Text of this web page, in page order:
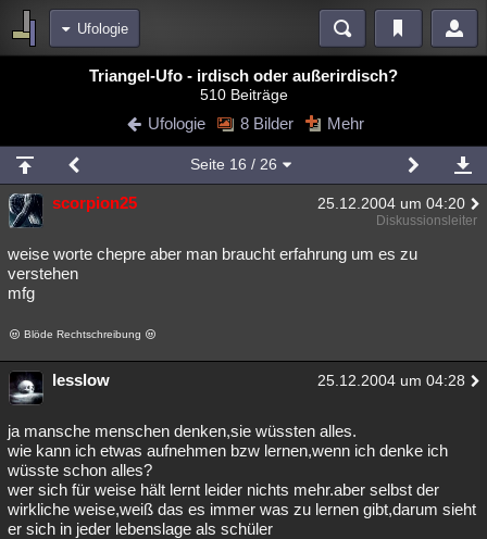
Ufologie
Blogs Videos
Chat Wiki Neuigkeiten
meine Rubriken
Menschen Wissenschaft Mystery Kriminalfälle
Spiritualität Verschwörungen Technologie Ufologie
Natur
weitere Rubriken
Philosophie Träume Orte Esoterik Literatur
Astronomie
Musik Clash Verbesserungen Allmystery English
Übersichten
Besucht Teilgenommen Alle Neue Geschlossen
Triangel-Ufo - irdisch oder außerirdisch?
510 Beiträge
Ufologie 8 Bilder Mehr
Seite 16 / 26
scorpion25 25.12.2004 um 04:20
Diskussionsleiter
weise worte chepre aber man braucht erfahrung um es zu
verstehen
mfg
Blöde Rechtschreibung
lesslow 25.12.2004 um 04:28
ja mansche menschen denken,sie wüssten alles.
wie kann ich etwas aufnehmen bzw lernen,wenn ich denke ich
wüsste schon alles?
wer sich für weise hält lernt leider nichts mehr.aber selbst der
wirkliche weise,weiß das es immer was zu lernen gibt,darum sieht
er sich in jeder lebenslage als schüler